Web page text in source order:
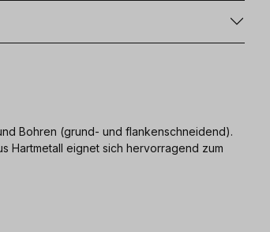
Bohren (grund- und flankenschneidend).
Hartmetall eignet sich hervorragend zum